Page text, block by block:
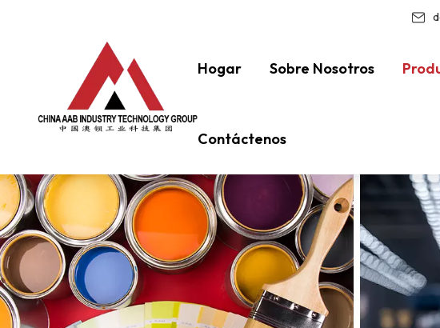
Hogar Sobre Nosotros
Contáctenos